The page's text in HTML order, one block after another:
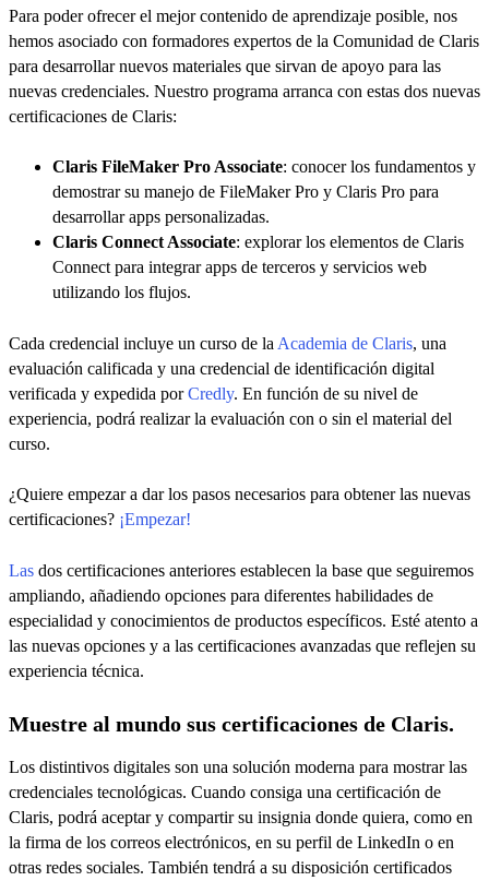
Para poder ofrecer el mejor contenido de aprendizaje posible, nos
hemos asociado con formadores expertos de la Comunidad de Claris
para desarrollar nuevos materiales que sirvan de apoyo para las
nuevas credenciales. Nuestro programa arranca con estas dos nuevas
certificaciones de Claris:
Claris FileMaker Pro Associate: conocer los fundamentos y
demostrar su manejo de FileMaker Pro y Claris Pro para
desarrollar apps personalizadas.
Claris Connect Associate: explorar los elementos de Claris
Connect para integrar apps de terceros y servicios web
utilizando los flujos.
Cada credencial incluye un curso de la Academia de Claris, una
evaluación calificada y una credencial de identificación digital
verificada y expedida porCredly. En función de su nivel de
experiencia, podrá realizar la evaluación con o sin el material del
curso.
¿Quiere empezar a dar los pasos necesarios para obtener las nuevas
certificaciones? ¡Empezar!
Las dos certificaciones anteriores establecen la base que seguiremos
ampliando, añadiendo opciones para diferentes habilidades de
especialidad y conocimientos de productos específicos. Esté atento a
las nuevas opciones y a las certificaciones avanzadas que reflejen su
experiencia técnica.
Muestre al mundo sus certificaciones de Claris.
Los distintivos digitales son una solución moderna para mostrar las
credenciales tecnológicas. Cuando consiga una certificación de
Claris, podrá aceptar y compartir su insignia donde quiera, como en
la firma de los correos electrónicos, en su perfil de LinkedIn o en
otras redes sociales. También tendrá a su disposición certificados